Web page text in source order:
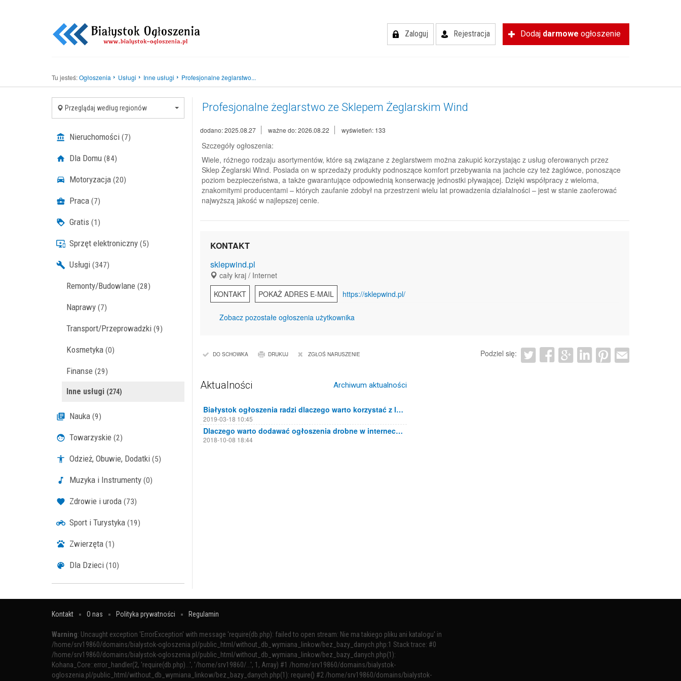
Zaloguj Rejestracja Dodaj darmowe ogłoszenie
Tu jesteś:Ogłoszenia Usługi Inne usługi Profesjonalne żeglarstwo...
Przeglądaj według regionów
Nieruchomości (7)
Dla Domu (84)
Motoryzacja (20)
Praca (7)
Gratis (1)
Sprzęt elektroniczny (5)
Usługi (347)
Remonty/Budowlane (28)
Naprawy (7)
Transport/Przeprowadzki (9)
Kosmetyka (0)
Finanse (29)
Inne usługi (274)
Nauka (9)
Towarzyskie (2)
Odzież, Obuwie, Dodatki (5)
Muzyka i Instrumenty (0)
Zdrowie i uroda (73)
Sport i Turystyka (19)
Zwierzęta (1)
Dla Dzieci (10)
Profesjonalne żeglarstwo ze Sklepem Żeglarskim Wind
dodano: 2025.08.27 ważne do: 2026.08.22 wyświetleń: 133
Szczegóły ogłoszenia:
Wiele, różnego rodzaju asortymentów, które są związane z żeglarstwem można zakupić korzystając z usług oferowanych przez
Sklep Żeglarski Wind. Posiada on w sprzedaży produkty podnoszące komfort przebywania na jachcie czy też żaglówce, ponoszące
poziom bezpieczeństwa, a także gwarantujące odpowiednią konserwację jednostki pływającej. Dzięki współpracy z wieloma,
znakomitymi producentami – których zaufanie zdobył na przestrzeni wielu lat prowadzenia działalności – jest w stanie zaoferować
najwyższą jakość w najlepszej cenie.
KONTAKT
sklepwind.pl
cały kraj / Internet
KONTAKT
POKAŻ ADRES E-MAIL https://sklepwind.pl/
Zobacz pozostałe ogłoszenia użytkownika
DO SCHOWKA DRUKUJ ZGŁOŚ NARUSZENIE Podziel się:
Aktualności Archiwum aktualności
Białystok ogłoszenia radzi dlaczego warto korzystać z lokalnych portali ogłoszeniowych
2019-03-18 10:45
Dlaczego warto dodawać ogłoszenia drobne w internecie?
2018-10-08 18:44
Kontakt O nas Polityka prywatności Regulamin
Warning: Uncaught exception 'ErrorException' with message 'require(db.php): failed to open stream: Nie ma takiego pliku ani katalogu' in
/home/srv19860/domains/bialystok-ogloszenia.pl/public_html/without_db_wymiana_linkow/bez_bazy_danych.php:1 Stack trace: #0
/home/srv19860/domains/bialystok-ogloszenia.pl/public_html/without_db_wymiana_linkow/bez_bazy_danych.php(1):
Kohana_Core::error_handler(2, 'require(db.php)...', '/home/srv19860/...', 1, Array) #1 /home/srv19860/domains/bialystok-
ogloszenia.pl/public_html/without_db_wymiana_linkow/bez_bazy_danych.php(1): require() #2 /home/srv19860/domains/bialystok-